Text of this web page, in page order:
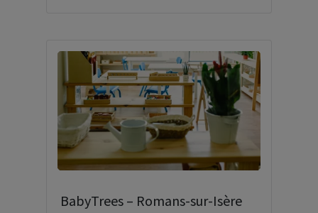
BabyTrees – Romans-sur-Isère